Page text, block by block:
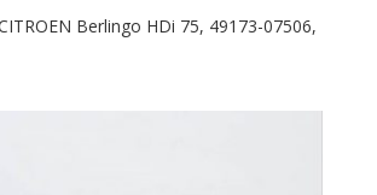
Berlingo HDi 75, 49173-07506,